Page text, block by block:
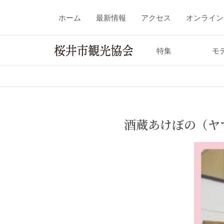
ホーム 最新情報 アクセス オンライ
特集 モ
酒蔵あけぼの（